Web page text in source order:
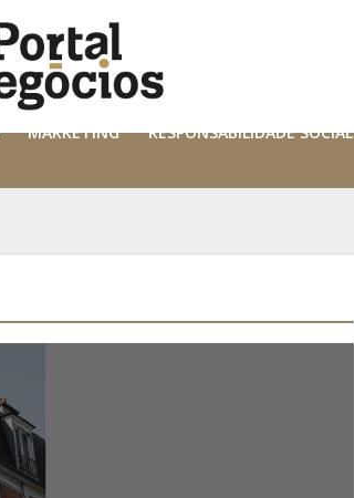
MARKETING RESPONSABILIDADE SOCIAL